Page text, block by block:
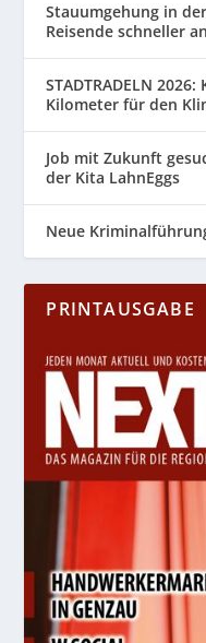
Stauumgehung in
Reisende schneller
STADTRADELN
Kilometer für den
Job mit Zukunft
der Kita LahnEggs
Neue
PRINTAUSGABE